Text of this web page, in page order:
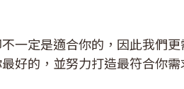
一定是適合你的，因此我們
好的，並努力打造最符合你需